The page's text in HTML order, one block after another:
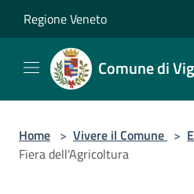
Regione Veneto
Comune di
Home > Vivere il Comune >
Fiera dell'Agricoltura